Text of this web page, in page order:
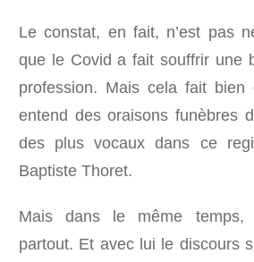
Le constat, en fait, n’est pas
que le Covid a fait souffrir une
profession. Mais cela fait bien
entend des oraisons funèbres
des plus vocaux dans ce
Baptiste Thoret.
Mais dans le même temps,
partout. Et avec lui le discours